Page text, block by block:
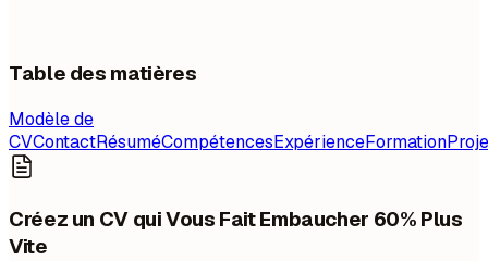
Table des matières
Modèle de
CVContactRésuméCompétencesExpérienceFormation
Créez un CV qui Vous Fait Embaucher 60% Plus
Vite